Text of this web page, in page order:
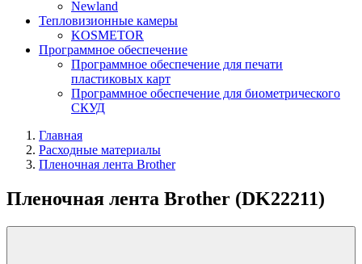
Newland
Тепловизионные камеры
KOSMETOR
Программное обеспечение
Программное обеспечение для печати
пластиковых карт
Программное обеспечение для биометрического
СКУД
Главная
Расходные материалы
Пленочная лента Brother
Пленочная лента Brother (DK22211)